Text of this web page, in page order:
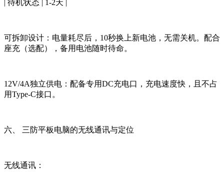
| 待机状态 | 1-2天 |
可拆卸设计：电量耗尽后，10秒换上新电池，无需关机。配合
座充（选配），备用电池随时待命。
12V/4A独立供电：配备专用DC充电口，充电速度快，且不占
用Type-C接口。
六、 三防平板电脑的无线通讯与定位
无线通讯：